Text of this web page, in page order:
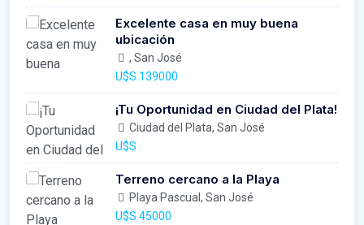
Excelente casa en muy buena
ubicación
, San José
U$S 139000
¡Tu Oportunidad en Ciudad del Plata!
Ciudad del Plata, San José
U$S
Terreno cercano a la Playa
Playa Pascual, San José
U$S 45000